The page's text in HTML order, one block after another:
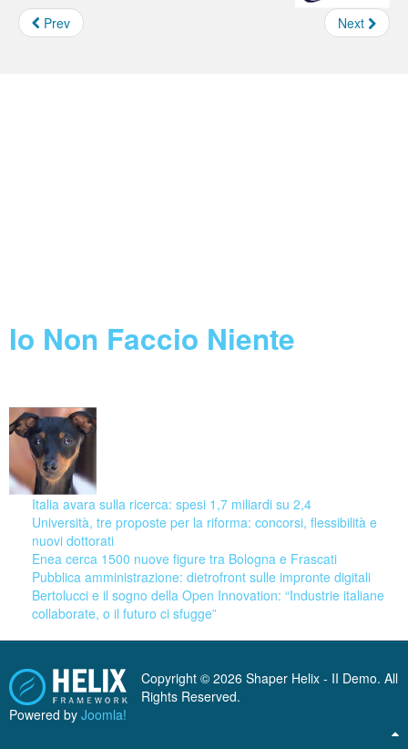
Prev Next
Io Non Faccio Niente
Italia avara sulla ricerca: spesi 1,7 miliardi su 2,4
Università, tre proposte per la riforma: concorsi, flessibilità e
nuovi dottorati
Enea cerca 1500 nuove figure tra Bologna e Frascati
Pubblica amministrazione: dietrofront sulle impronte digitali
Bertolucci e il sogno della Open Innovation: “Industrie italiane
collaborate, o il futuro ci sfugge”
Copyright © 2026 Shaper Helix - II Demo. All
Rights Reserved.
Powered by Joomla!